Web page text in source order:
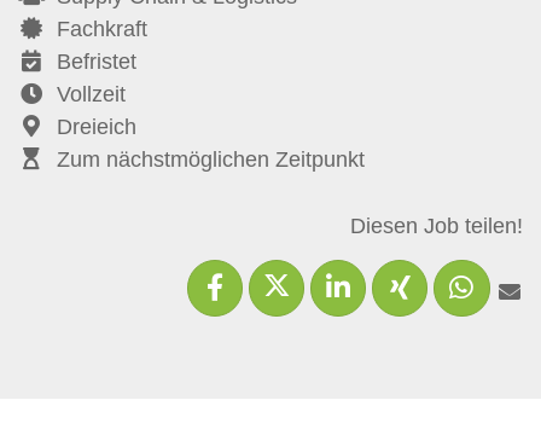
Fachkraft
Befristet
Vollzeit
Dreieich
Zum nächstmöglichen Zeitpunkt
Diesen Job teilen!